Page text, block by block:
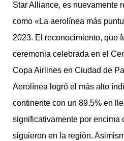
Star Alliance, es nuevamente
como «La aerolínea más
2023. El reconocimiento, que
ceremonia celebrada en el
Copa Airlines en Ciudad de
Aerolínea logró el más alto
continente con un 89.5% en
significativamente por encima
siguieron en la región.